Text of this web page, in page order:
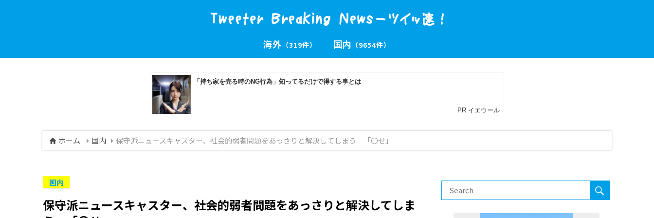
海外 （319件） 国内 （9654件）
ホーム 国内 保守派ニュースキャスター、社会的弱者問題をあっさりと解決してしまう 「〇せ」
国内
保守派ニュースキャスター、社会的弱者問題をあっさりと解決してしま